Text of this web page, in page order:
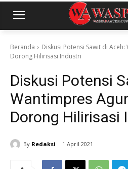
Beranda
Diskusi Potensi Sawit di
Dorong Hilirisasi Industri
Diskusi Potensi
Wantimpres
Dorong Hilirisasi
By Redaksi 1 April 2021